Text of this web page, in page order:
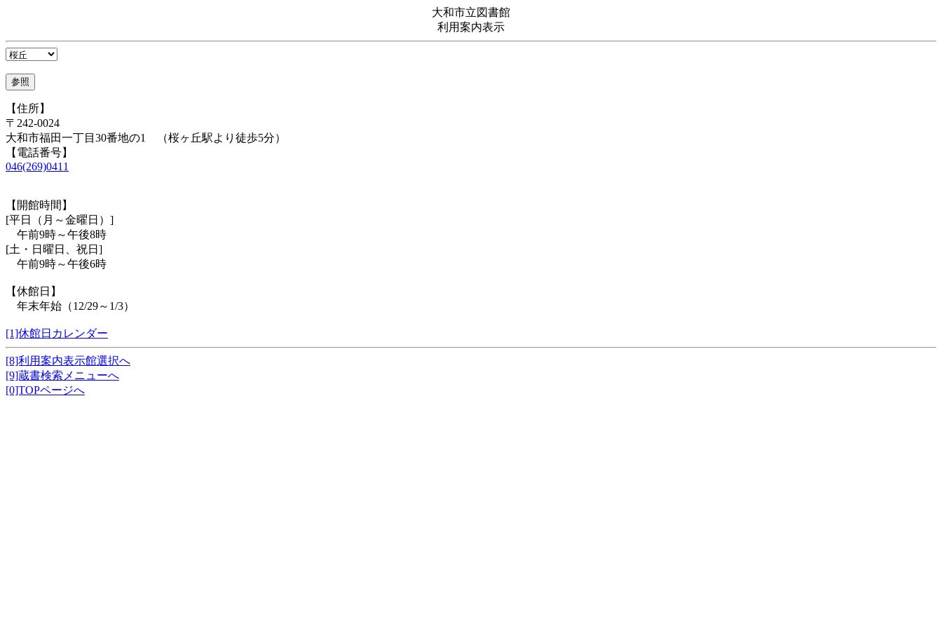
大和市立図書館
利用案内表示
【住所】
〒242-0024
大和市福田一丁目30番地の1 （桜ヶ丘駅より徒歩5分）
【電話番号】
046(269)0411
【開館時間】
[平日（月～金曜日）]
午前9時～午後8時
[土・日曜日、祝日]
午前9時～午後6時
【休館日】
年末年始（12/29～1/3）
[1]休館日カレンダー
[8]利用案内表示館選択へ
[9]蔵書検索メニューへ
[0]TOPページへ